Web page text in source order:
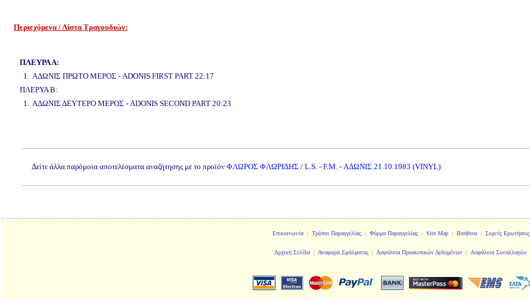
Περιεχόμενα / Λίστα Τραγουδιών:
ΠΛΕΥΡΑ Α:
1. ΑΔΩΝΙΣ ΠΡΩΤΟ ΜΕΡΟΣ - ADONIS FIRST PART 22:17
ΠΛΕΡΥΑ Β:
1. ΑΔΩΝΙΣ ΔΕΥΤΕΡΟ ΜΕΡΟΣ - ADONIS SECOND PART 20:23
Δείτε άλλα παρόμοια αποτελέσματα αναζήτησης με το προϊόν ΦΛΩΡΟΣ ΦΛΩΡΙΔΗΣ / L.S. - F.M. - ΑΔΩΝΙΣ 21.10.1983 (VINYL)
Επικοινωνία| Τρόποι Παραγγελίας| Φόρμα Παραγγελίας| Site Map| Βοήθεια| Συχνές Ερωτήσεις
Αρχική Σελίδα | Αναφορά Σφάλματος | Ασφάλεια Προσωπικών Δεδομένων | Ασφάλεια Συναλλαγών